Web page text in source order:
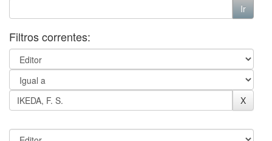
Filtros correntes: